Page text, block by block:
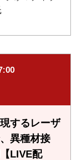
するレーザ
異種材接
LIVE配